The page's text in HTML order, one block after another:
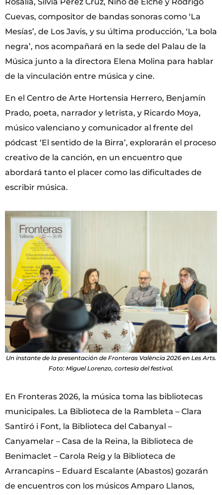
Cuevas, compositor de bandas sonoras como ‘La
Mesías’, de Los Javis, y su última producción, ‘La bola
negra’, nos acompañará en la sede del Palau de la
Música junto a la directora Elena Molina para hablar
de la vinculación entre música y cine.
En el Centro de Arte Hortensia Herrero, Benjamín
Prado, poeta, narrador y letrista, y Ricardo Moya,
músico valenciano y comunicador al frente del
pódcast ‘El sentido de la Birra’, explorarán el proceso
creativo de la canción, en un encuentro que
abordará tanto el placer como las dificultades de
escribir música.
Un instante de la presentación de Fronteras València 2026 en Les Arts.
Foto: Miguel Lorenzo, cortesía del festival.
En Fronteras 2026, la música toma las bibliotecas
municipales. La Biblioteca de la Rambleta – Clara
Santiró i Font, la Biblioteca del Cabanyal –
Canyamelar – Casa de la Reina, la Biblioteca de
Benimaclet – Carola Reig y la Biblioteca de
Arrancapins – Eduard Escalante (Abastos) gozarán
de encuentros con los músicos Amparo Llanos,